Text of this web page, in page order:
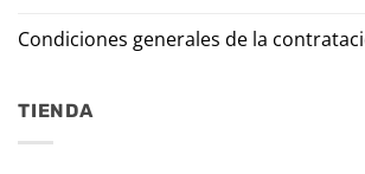
Condiciones generales de la
TIENDA